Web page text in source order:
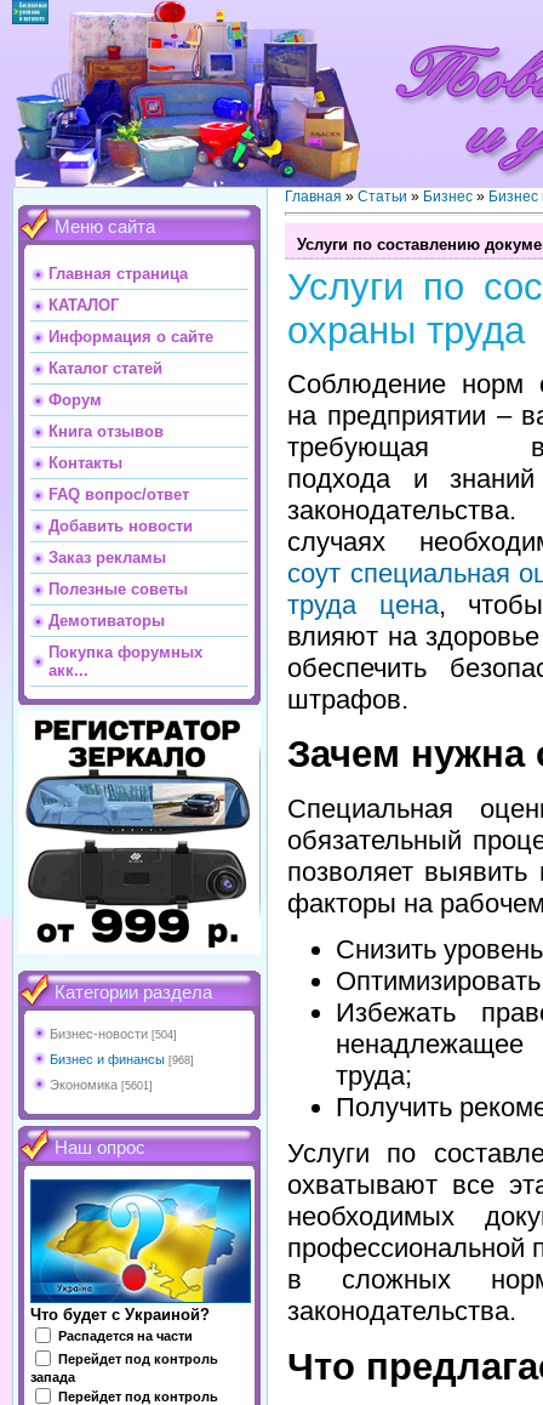
Меню сайта
Главная страница
КАТАЛОГ
Информация о сайте
Каталог статей
Форум
Книга отзывов
Контакты
FAQ вопрос/ответ
Добавить новости
Заказ рекламы
Полезные советы
Демотиваторы
Покупка форумных
акк...
Категории раздела
Бизнес-новости [504]
Бизнес и финансы [968]
Экономика [5601]
Наш опрос
Что будет с Украиной?
Распадется на части
Перейдет под контроль
запада
Перейдет под контроль
Главная » Статьи » Бизнес »
Услуги по составлению
Услуги по
охраны труда
Соблюдение норм
на предприятии –
требующая
подхода и
случаях
соут специальная
труда цена,
влияют на
обеспечить
штрафов.
Зачем нужна
Специальная
обязательный
позволяет
факторы на
Снизить
Избежать
труда;
Получить
Услуги по
охватывают все
необходимых
профессиональной
в сложных
законодательства.
Что